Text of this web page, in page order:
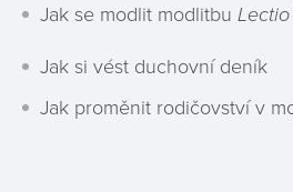
Jak se modlit modlitbu
Jak si vést duchovní deník
Jak proměnit rodičovství v